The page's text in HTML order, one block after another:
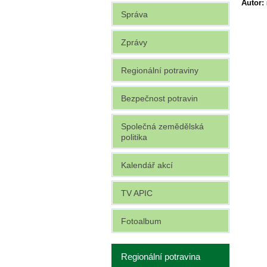
Autor:
Správa
Zprávy
Regionální potraviny
Bezpečnost potravin
Společná zemědělská
politika
Kalendář akcí
TV APIC
Fotoalbum
Regionální potravina